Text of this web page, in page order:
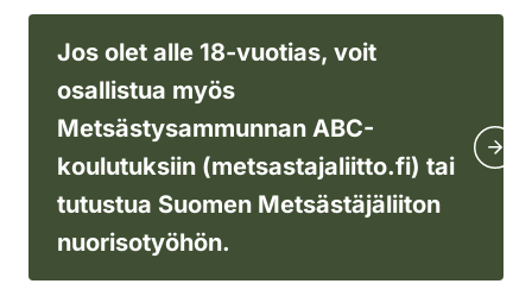
Jos olet alle 18-vuotias, voit
osallistua myös
Metsästysammunnan ABC-
koulutuksiin (metsastajaliitto.fi) tai
tutustua Suomen Metsästäjäliiton
nuorisotyöhön.